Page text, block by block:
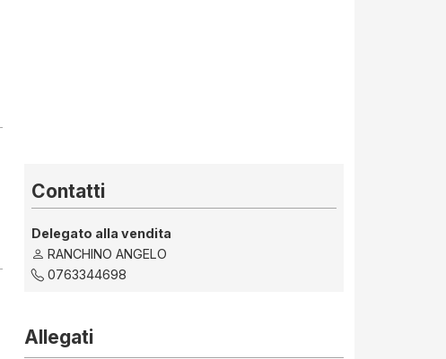
Contatti
Delegato alla vendita
RANCHINO ANGELO
0763344698
Allegati